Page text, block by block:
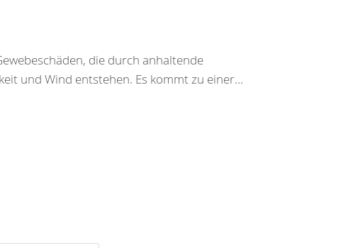
die durch anhaltende
und Wind entstehen. Es kommt zu einer...